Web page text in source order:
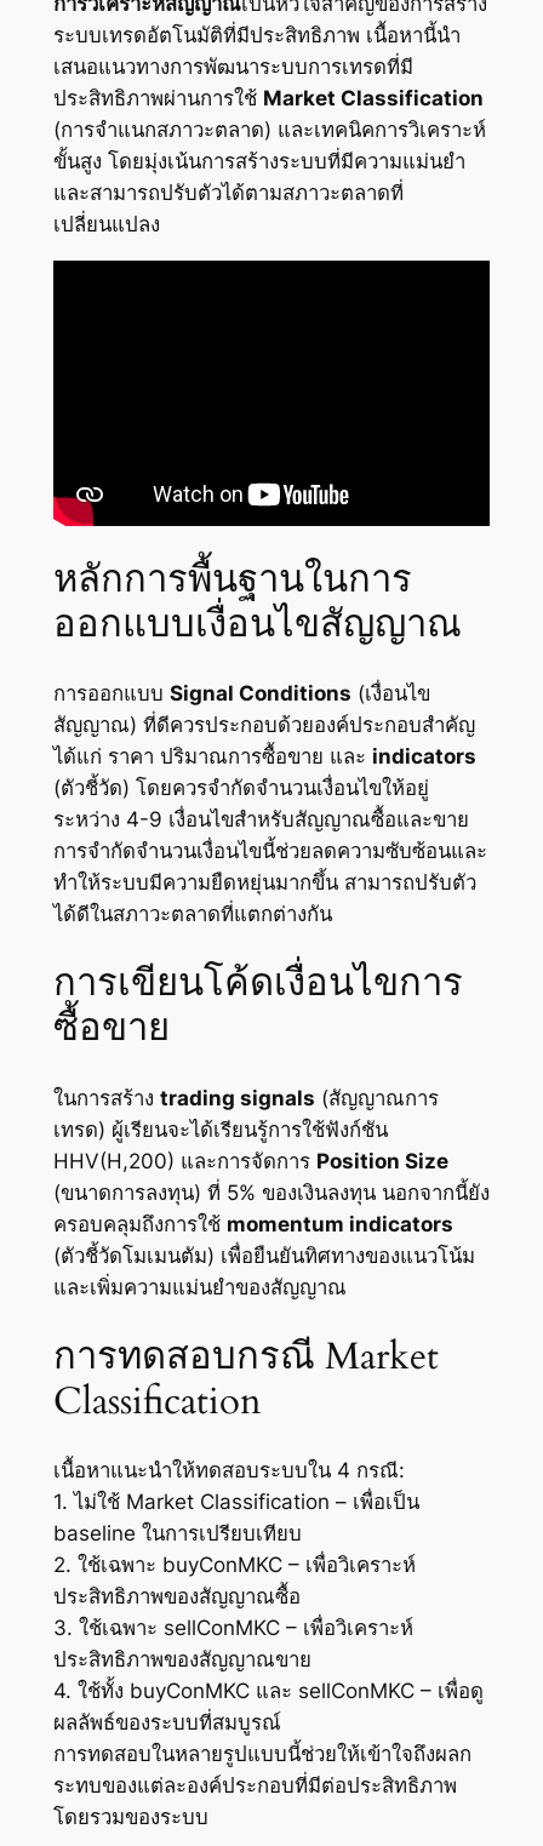
ระบบเทรดอัตโนมัติที่มีประสิทธิภาพ เนื้อหานี้นำ
เสนอแนวทางการพัฒนาระบบการเทรดที่มี
ประสิทธิภาพผ่านการใช้ Market Classification
(การจำแนกสภาวะตลาด) และเทคนิคการวิเคราะห์
ขั้นสูง โดยมุ่งเน้นการสร้างระบบที่มีความแม่นยำ
และสามารถปรับตัวได้ตามสภาวะตลาดที่
เปลี่ยนแปลง
หลักการพื้นฐานในการ
ออกแบบเงื่อนไขสัญญาณ
การออกแบบ Signal Conditions (เงื่อนไข
สัญญาณ) ที่ดีควรประกอบด้วยองค์ประกอบสำคัญ
ได้แก่ ราคา ปริมาณการซื้อขาย และ indicators
(ตัวชี้วัด) โดยควรจำกัดจำนวนเงื่อนไขให้อยู่
ระหว่าง 4-9 เงื่อนไขสำหรับสัญญาณซื้อและขาย
การจำกัดจำนวนเงื่อนไขนี้ช่วยลดความซับซ้อนและ
ทำให้ระบบมีความยืดหยุ่นมากขึ้น สามารถปรับตัว
ได้ดีในสภาวะตลาดที่แตกต่างกัน
การเขียนโค้ดเงื่อนไขการ
ซื้อขาย
ในการสร้าง trading signals (สัญญาณการ
เทรด) ผู้เรียนจะได้เรียนรู้การใช้ฟังก์ชัน
HHV(H,200) และการจัดการ Position Size
(ขนาดการลงทุน) ที่ 5% ของเงินลงทุน นอกจากนี้ยัง
ครอบคลุมถึงการใช้ momentum indicators
(ตัวชี้วัดโมเมนตัม) เพื่อยืนยันทิศทางของแนวโน้ม
และเพิ่มความแม่นยำของสัญญาณ
การทดสอบกรณี Market
Classification
เนื้อหาแนะนำให้ทดสอบระบบใน 4 กรณี:
1. ไม่ใช้ Market Classification – เพื่อเป็น
baseline ในการเปรียบเทียบ
2. ใช้เฉพาะ buyConMKC – เพื่อวิเคราะห์
ประสิทธิภาพของสัญญาณซื้อ
3. ใช้เฉพาะ sellConMKC – เพื่อวิเคราะห์
ประสิทธิภาพของสัญญาณขาย
4. ใช้ทั้ง buyConMKC และ sellConMKC – เพื่อดู
ผลลัพธ์ของระบบที่สมบูรณ์
การทดสอบในหลายรูปแบบนี้ช่วยให้เข้าใจถึงผลก
ระทบของแต่ละองค์ประกอบที่มีต่อประสิทธิภาพ
โดยรวมของระบบ